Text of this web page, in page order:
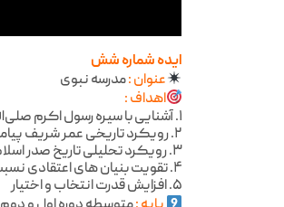
ایده شماره شش
عنوان :مدرسه نبوی
اهداف :
۱. آشنایی با سیره رسول اکرم صلی‌الله علیه وآله وسلم
۲. رویکرد تاریخی عمر شریف پیامبر در متوسطه اول
۳. رویکرد تحلیلی تاریخ صدر اسلام در متوسطه دوم
۴. تقویت بنیان های اعتقادی نسبت به جایگاه پیامبر اعظم و ائمه معصومین صلوات الله علیهم اجمعین
۵. افزایش قدرت انتخاب و اختیار